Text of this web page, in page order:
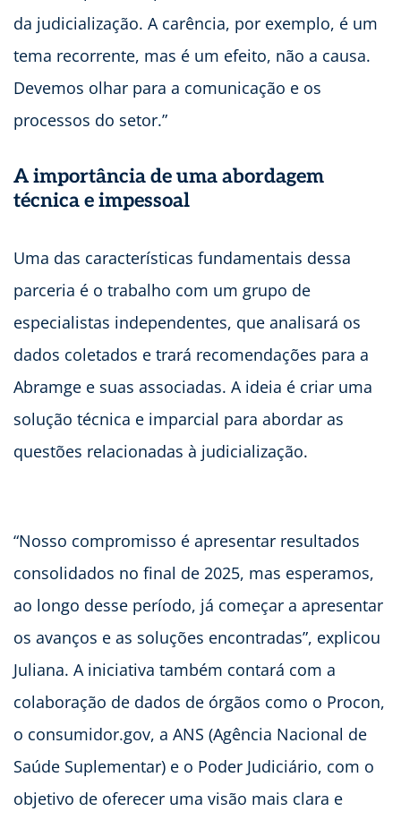
da judicialização. A carência, por exemplo, é um
tema recorrente, mas é um efeito, não a causa.
Devemos olhar para a comunicação e os
processos do setor.”
A importância de uma abordagem
técnica e impessoal
Uma das características fundamentais dessa
parceria é o trabalho com um grupo de
especialistas independentes, que analisará os
dados coletados e trará recomendações para a
Abramge e suas associadas. A ideia é criar uma
solução técnica e imparcial para abordar as
questões relacionadas à judicialização.
“Nosso compromisso é apresentar resultados
consolidados no final de 2025, mas esperamos,
ao longo desse período, já começar a apresentar
os avanços e as soluções encontradas”, explicou
Juliana. A iniciativa também contará com a
colaboração de dados de órgãos como o Procon,
o consumidor.gov, a ANS (Agência Nacional de
Saúde Suplementar) e o Poder Judiciário, com o
objetivo de oferecer uma visão mais clara e